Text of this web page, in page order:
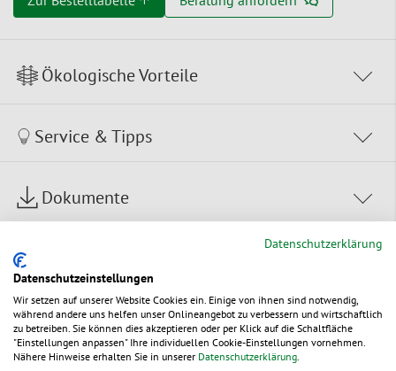
Ökologische Vorteile
Service & Tipps
Dokumente
Sie möchten dieses Produkt
individualisieren?
Datenschutzerklärung
Datenschutzeinstellungen
Wir setzen auf unserer Website Cookies ein. Einige von ihnen sind notwendig,
während andere uns helfen unser Onlineangebot zu verbessern und wirtschaftlich
zu betreiben. Sie können dies akzeptieren oder per Klick auf die Schaltfläche
"Einstellungen anpassen" Ihre individuellen Cookie-Einstellungen vornehmen.
Nähere Hinweise erhalten Sie in unserer Datenschutzerklärung